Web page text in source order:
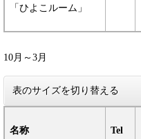
「ひよこルーム」
10月～3月
表のサイズを切り替える
名称 Tel